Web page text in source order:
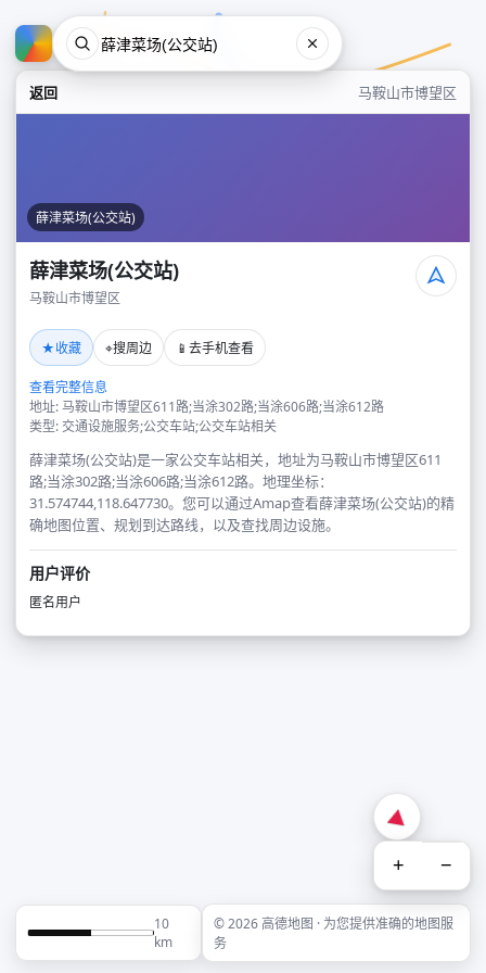
返回 马鞍山市博望区
薛津菜场(公交站)
薛津菜场(公交站)
马鞍山市博望区
★收藏 ⌖搜周边 📱 去手机查看
查看完整信息
地址: 马鞍山市博望区611路;当涂302路;当涂606路;当涂612路
类型: 交通设施服务;公交车站;公交车站相关
薛津菜场(公交站)是一家公交车站相关，地址为马鞍山市博望区611
路;当涂302路;当涂606路;当涂612路。地理坐标：
31.574744,118.647730。您可以通过Amap查看薛津菜场(公交站)的精
确地图位置、规划到达路线，以及查找周边设施。
用户评价
匿名用户
+ −
10
km
© 2026 高德地图 · 为您提供准确的地图服
务